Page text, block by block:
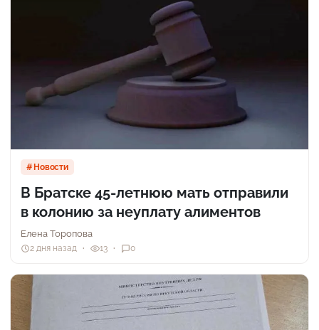
Новости
В Братске 45-летнюю мать отправили
в колонию за неуплату алиментов
Елена Торопова
2 дня назад 13 0